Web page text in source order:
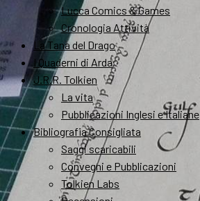
Lucca Comics & Games
Cronologia Attività
La Tana del Drago
I Quaderni di Arda
J.R.R. Tolkien
La vita
Pubblicazioni Inglesi e Italiane
Bibliografia Consigliata
Saggi scaricabili
Convegni e Pubblicazioni
Tolkien Labs